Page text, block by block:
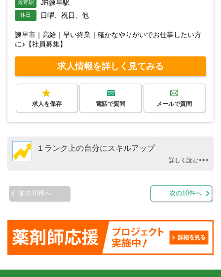
最寄駅 JR諫早駅
休日 日曜、祝日、他
諫早市｜高給｜早い終業｜確かなやりがいでお仕事したい方
に♪【社員募集】
求人情報を詳しく見てみる
求人を保存 電話で質問 メールで質問
１ランク上の自分にスキルアップ
詳しく読む>>>
前の10件へ 次の10件へ